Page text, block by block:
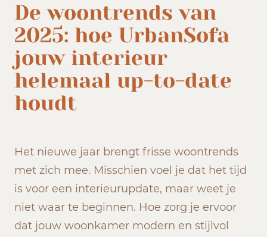
De woontrends van
2025: hoe UrbanSofa
jouw interieur
helemaal up-to-date
houdt
Het nieuwe jaar brengt frisse woontrends
met zich mee. Misschien voel je dat het tijd
is voor een interieurupdate, maar weet je
niet waar te beginnen. Hoe zorg je ervoor
dat jouw woonkamer modern en stijlvol